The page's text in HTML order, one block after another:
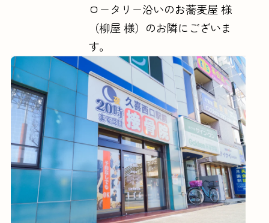
ロータリー沿いのお蕎麦屋 様
（柳屋 様）のお隣にございま
す。